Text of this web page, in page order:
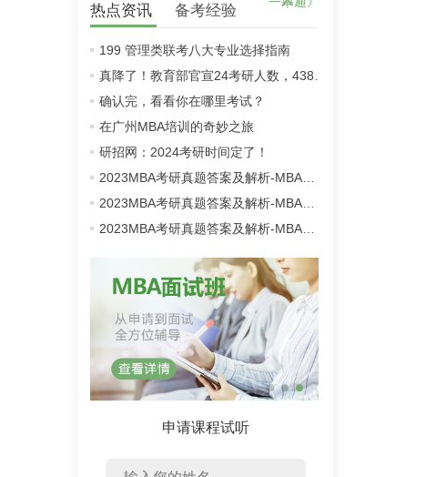
热点资讯 备考经验
199 管理类联考八大专业选择指南
确认完，看看你在哪里考试？
在广州MBA培训的奇妙之旅
研招网：2024考研时间定了！
申请课程试听